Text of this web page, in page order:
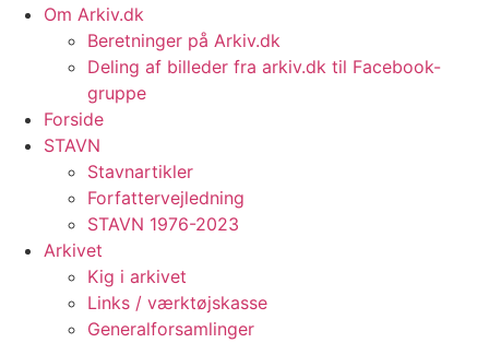
Om Arkiv.dk
Beretninger på Arkiv.dk
Deling af billeder fra arkiv.dk til Facebook-
gruppe
Forside
STAVN
Stavnartikler
Forfattervejledning
STAVN 1976-2023
Arkivet
Kig i arkivet
Links / værktøjskasse
Generalforsamlinger